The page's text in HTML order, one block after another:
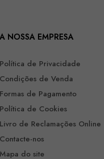
A NOSSA EMPRESA
Política de Privacidade
Condições de Venda
Formas de Pagamento
Política de Cookies
Livro de Reclamações Online
Contacte-nos
Mapa do site